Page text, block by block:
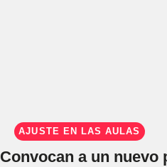
AJUSTE EN LAS AULAS
Convocan a un